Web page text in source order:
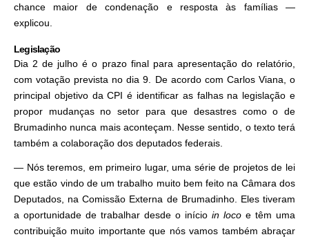
chance maior de condenação e resposta às famílias —
explicou.
Legislação
Dia 2 de julho é o prazo final para apresentação do relatório,
com votação prevista no dia 9. De acordo com Carlos Viana, o
principal objetivo da CPI é identificar as falhas na legislação e
propor mudanças no setor para que desastres como o de
Brumadinho nunca mais aconteçam. Nesse sentido, o texto terá
também a colaboração dos deputados federais.
— Nós teremos, em primeiro lugar, uma série de projetos de lei
que estão vindo de um trabalho muito bem feito na Câmara dos
Deputados, na Comissão Externa de Brumadinho. Eles tiveram
a oportunidade de trabalhar desde o início in loco e têm uma
contribuição muito importante que nós vamos também abraçar